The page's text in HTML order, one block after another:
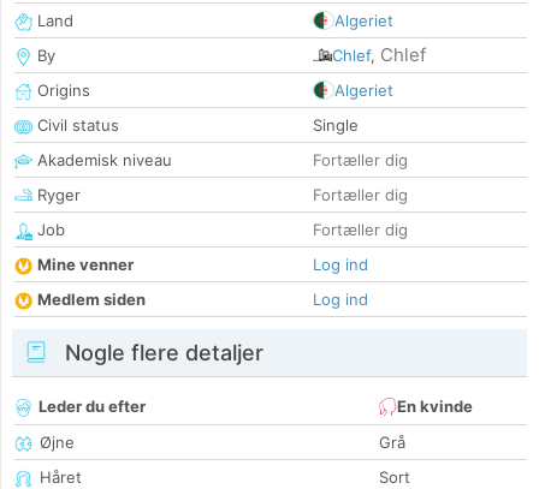
Land
Algeriet
By
Chlef, Chlef
Origins
Algeriet
Civil status
Single
Akademisk niveau
Fortæller dig
Ryger
Fortæller dig
Job
Fortæller dig
Mine venner
Log ind
Medlem siden
Log ind
Nogle flere detaljer
Leder du efter
En kvinde
Øjne
Grå
Håret
Sort